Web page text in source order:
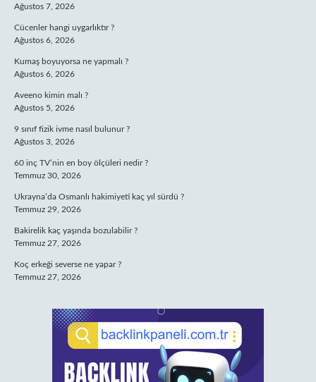
Ağustos 7, 2026
Cücenler hangi uygarlıktır ?
Ağustos 6, 2026
Kumaş boyuyorsa ne yapmalı ?
Ağustos 6, 2026
Aveeno kimin malı ?
Ağustos 5, 2026
9 sınıf fizik ivme nasıl bulunur ?
Ağustos 3, 2026
60 inç TV’nin en boy ölçüleri nedir ?
Temmuz 30, 2026
Ukrayna’da Osmanlı hakimiyeti kaç yıl sürdü ?
Temmuz 29, 2026
Bakirelik kaç yaşında bozulabilir ?
Temmuz 27, 2026
Koç erkeği severse ne yapar ?
Temmuz 27, 2026